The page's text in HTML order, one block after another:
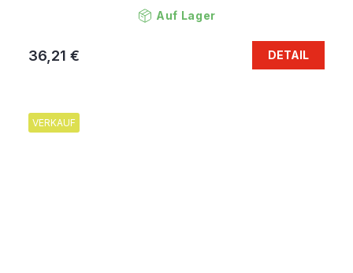
Auf Lager
36,21 € DETAIL
VERKAUF